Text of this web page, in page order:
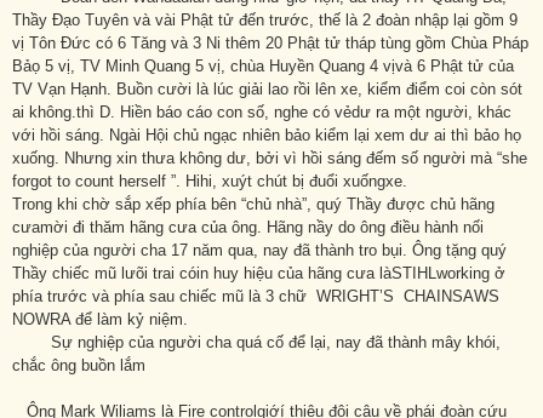
Thầy Đạo Tuyên và vài Phật tử đến trước, thế là 2 đoàn nhập lại gồm 9
vị Tôn Đức có 6 Tăng và 3 Ni thêm 20 Phật tử tháp tùng gồm Chùa Pháp
Bảọ 5 vị, TV Minh Quang 5 vị, chùa Huyền Quang 4 vịvà 6 Phật tử của
TV Vạn Hạnh. Buồn cười là lúc giải lao rồi lên xe, kiểm điểm coi còn sót
ai không.thì D. Hiền báo cáo con số, nghe có vẻdư ra một người, khác
với hồi sáng. Ngài Hội chủ ngạc nhiên bảo kiểm lại xem dư ai thì bảo họ
xuống. Nhưng xin thưa không dư, bởi vì hồi sáng đếm số người mà “she
forgot to count herself ”. Hihi, xuýt chút bị đuổi xuốngxe.
Trong khi chờ sắp xếp phía bên “chủ nhà”, quý Thầy được chủ hãng
cưamời đi thăm hãng cưa của ông. Hãng nầy do ông điều hành nối
nghiệp của người cha 17 năm qua, nay đã thành tro bụi. Ông tặng quý
Thầy chiếc mũ lưõi trai cóin huy hiệu của hãng cưa làSTIHLworking ở
phía trước và phía sau chiếc mũ là 3 chữ WRIGHT’S CHAINSAWS
NOWRA để làm kỷ niệm.
Sự nghiệp của người cha quá cố để lại, nay đã thành mây khói,
chắc ông buồn lắm
Ông Mark Wiliams là Fire controlgiớí thiệu đôi câu về phái đoàn cứu